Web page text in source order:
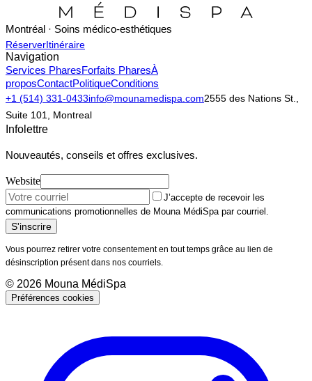
Montréal · Soins médico-esthétiques
RéserverItinéraire
Navigation
Services PharesForfaits PharesÀ
proposContactPolitiqueConditions
+1 (514) 331-0433info@mounamedispa.com2555 des Nations St.,
Suite 101, Montreal
Infolettre
Nouveautés, conseils et offres exclusives.
Website
J’accepte de recevoir les
communications promotionnelles de Mouna MédiSpa par courriel.
S'inscrire
Vous pourrez retirer votre consentement en tout temps grâce au lien de
désinscription présent dans nos courriels.
© 2026 Mouna MédiSpa
Préférences cookies